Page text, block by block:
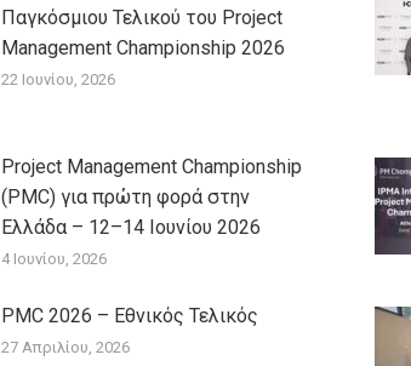
Παγκόσμιου Τελικού του Project
Management Championship 2026
22 Ιουνίου, 2026
Project Management Championship
(PMC) για πρώτη φορά στην
Ελλάδα – 12–14 Ιουνίου 2026
4 Ιουνίου, 2026
PMC 2026 – Εθνικός Τελικός
27 Απριλίου, 2026